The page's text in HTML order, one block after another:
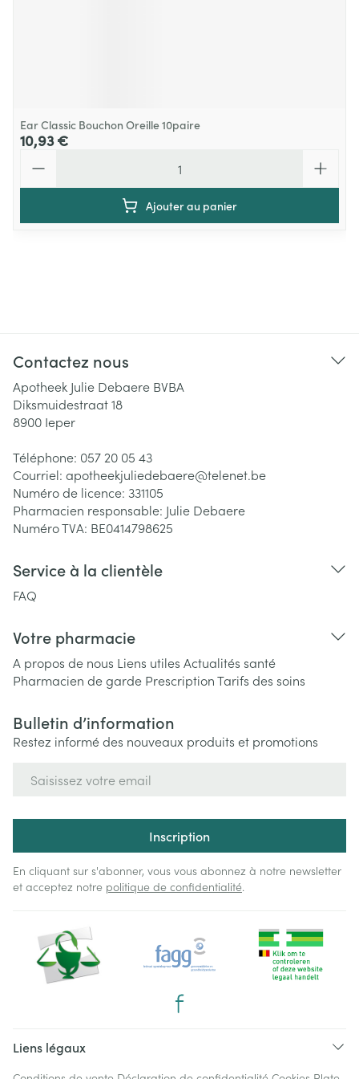
Ear Classic Bouchon Oreille 10paire
10,93 €
Ajouter au panier
Contactez nous
Apotheek Julie Debaere BVBA
Diksmuidestraat 18
8900 Ieper
Téléphone: 057 20 05 43
Courriel: apotheekjuliedebaere@telenet.be
Numéro de licence: 331105
Pharmacien responsable: Julie Debaere
Numéro TVA: BE0414798625
Service à la clientèle
FAQ
Votre pharmacie
A propos de nous Liens utiles Actualités santé
Pharmacien de garde PrescriptionTarifs des soins
Bulletin d’information
Restez informé des nouveaux produits et promotions
Inscription
En cliquant sur s'abonner, vous vous abonnez à notre newsletter
et acceptez notre politique de confidentialité.
Liens légaux